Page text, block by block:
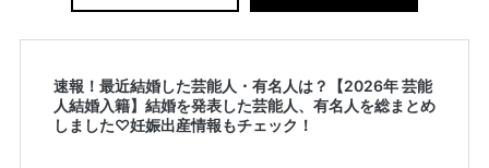
速報！最近結婚した芸能人・有名人は？【2026年 芸能
人結婚入籍】結婚を発表した芸能人、有名人を総まとめ
しました♡妊娠出産情報もチェック！